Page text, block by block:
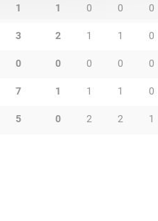
1 1 0 0 0
3 2 1 1 0
0 0 0 0 0
7 1 1 1 0
5 0 2 2 1